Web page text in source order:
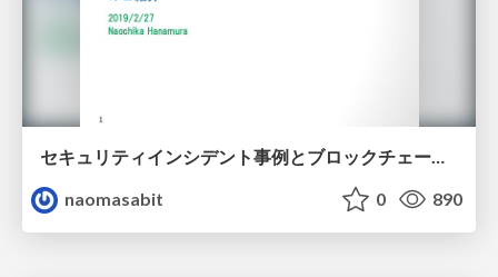
セキュリティインシデント事例とブロックチェーンモニタリング・分析サービスcatabiraのご紹介 / Case of security incidents of cryptocurreny and introduction of blockchain monitoring and analysis service "catabira"
naomasabit
0 890